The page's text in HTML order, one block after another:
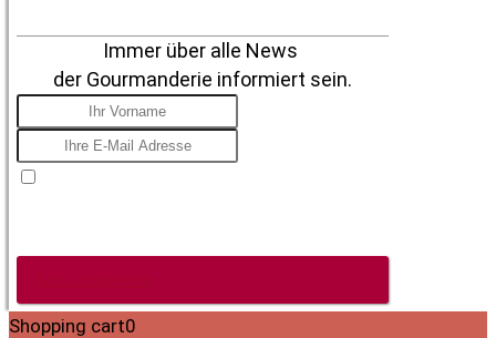
Immer über alle News
der Gourmanderie informiert sein.
Shopping cart0